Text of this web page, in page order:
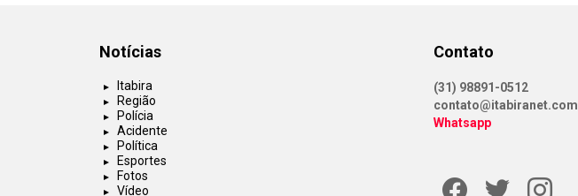
Notícias
Itabira
Região
Polícia
Acidente
Política
Esportes
Fotos
Vídeo
Contato
(31) 98891-0512
contato@itabiranet.com
Whatsapp